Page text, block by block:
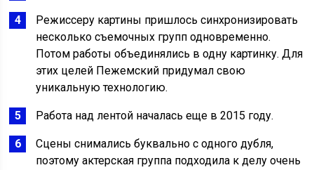
Режиссеру картины пришлось синхронизировать
несколько съемочных групп одновременно.
Потом работы объединялись в одну картинку. Для
этих целей Пежемский придумал свою
уникальную технологию.
Работа над лентой началась еще в 2015 году.
Сцены снимались буквально с одного дубля,
поэтому актерская группа подходила к делу очень